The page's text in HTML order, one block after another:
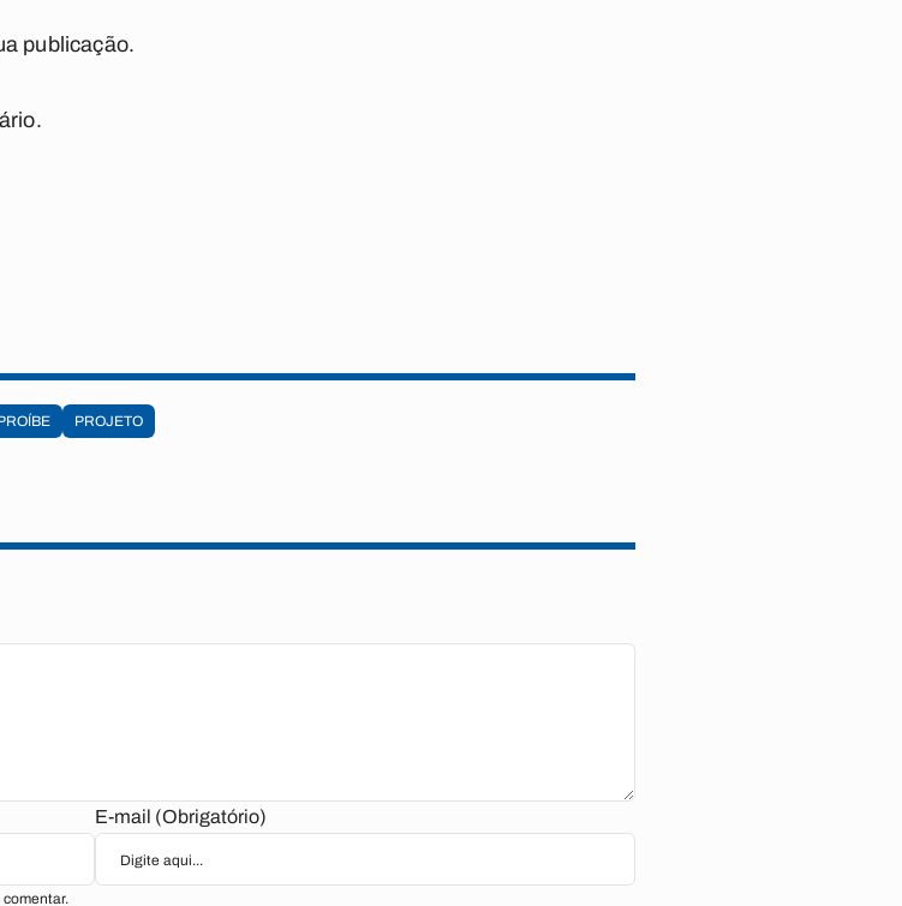
publicação.
PROJETO
E-mail (Obrigatório)